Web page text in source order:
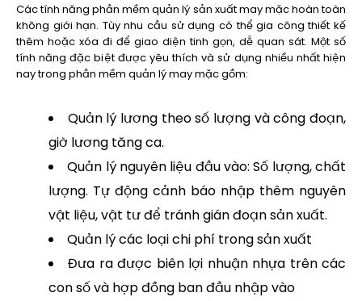
Các tính năng phần mềm quản lý sản xuất may mặc hoàn toàn
không giới hạn. Tùy nhu cầu sử dụng có thể gia công thiết kế
thêm hoặc xóa đi để giao diện tinh gọn, dễ quan sát. Một số
tính năng đặc biệt được yêu thích và sử dụng nhiều nhất hiện
nay trong phần mềm quản lý may mặc gồm:
Quản lý lương theo số lượng và công đoạn,
giờ lương tăng ca.
Quản lý nguyên liệu đầu vào: Số lượng, chất
lượng. Tự động cảnh báo nhập thêm nguyên
vật liệu, vật tư để tránh gián đoạn sản xuất.
Quản lý các loại chi phí trong sản xuất
Đưa ra được biên lợi nhuận nhựa trên các
con số và hợp đồng ban đầu nhập vào